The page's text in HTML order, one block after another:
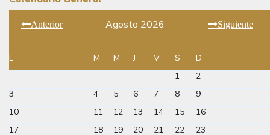
Anterior Agosto 2026 Siguiente
L M M J V S
D
1
2
3
4 5 6 7 8
9
10
11 12 13 14 15
16
17
18 19 20 21 22
23